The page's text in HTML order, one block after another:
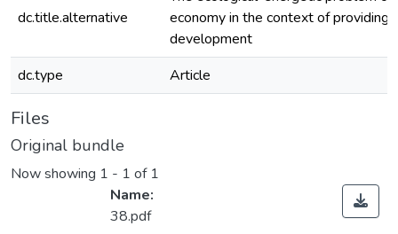
dc.title.alternative
economy in the context of providing
development
dc.type
Article
Files
Original bundle
Now showing 1 - 1 of 1
Name:
38.pdf